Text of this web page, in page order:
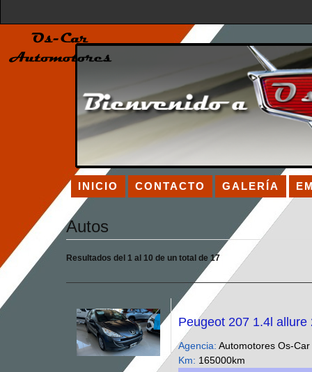
INICIO CONTACTO GALERÍA
Autos
Resultados del 1 al 10 de un total de 17
Peugeot 207 1.4l allure
Agencia: Automotores Os-Car
Km: 165000km